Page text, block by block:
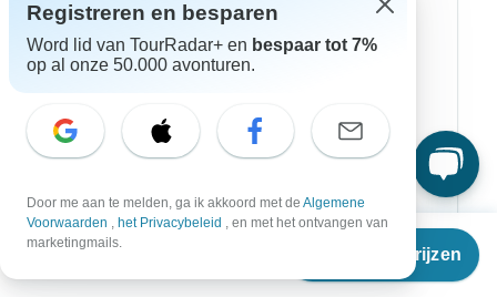
Vanaf
Reisdata & prijzen
Denemarken
Donau riviercruises
Griekse eilanden
Ijsland
Registreren en besparen
Word lid van TourRadar+ en bespaar tot 7%
op al onze 50.000 avonturen.
Door me aan te melden, ga ik akkoord met de Algemene
Voorwaarden , het Privacybeleid , en met het ontvangen van
marketingmails.